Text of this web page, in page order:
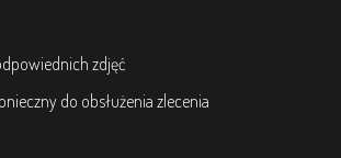
zdjęć
do obsłużenia zlecenia